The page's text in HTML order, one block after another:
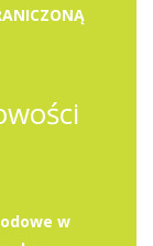
w